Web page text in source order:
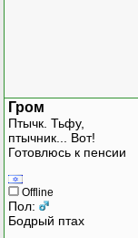
Гром
Птычк. Тьфу,
птычник... Вот!
Готовлюсь к пенсии
Offline
Пол:
Бодрый птах